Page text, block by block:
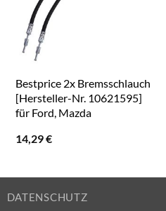
Bestprice 2x Bremsschlauch
[Hersteller-Nr. 10621595]
für Ford, Mazda
14,29€
DATENSCHUTZ